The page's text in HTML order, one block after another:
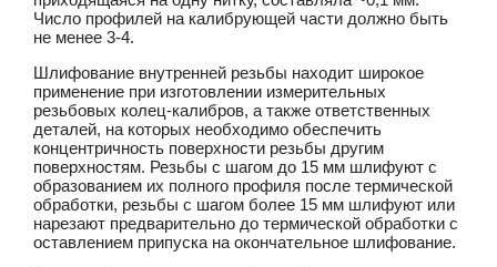
Число профилей на калибрующей части должно быть
не менее 3-4.
Шлифование внутренней резьбы находит широкое
применение при изготовлении измерительных
резьбовых колец-калибров, а также ответственных
деталей, на которых необходимо обеспечить
концентричность поверхности резьбы другим
поверхностям. Резьбы с шагом до 15 мм шлифуют с
образованием их полного профиля после термической
обработки, резьбы с шагом более 15 мм шлифуют или
нарезают предварительно до термической обработки с
оставлением припуска на окончательное шлифование.